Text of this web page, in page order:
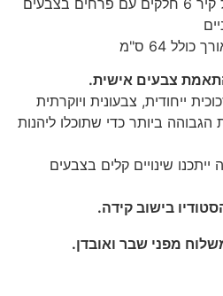
מובייל דגם אביב לתליה על קיר 6 חלקים עם פרחים בצבעים
צבעים אישית.
ייחודית, צבעונית ויוקרתית
ביותר כדי שתוכלו ליהנות
שינויים קלים בצבעים
בישוב קידה.
מפני שבר ואובדן.